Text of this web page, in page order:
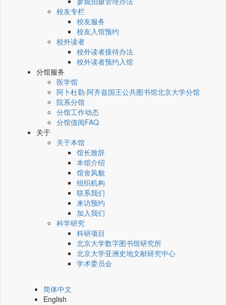
校友专栏
校友服务
校友入馆预约
校外读者
校外读者接待办法
校外读者预约入馆
分馆服务
医学馆
阿卜杜勒·阿齐兹国王公共图书馆北京大学分馆
院系分馆
分馆工作动态
分馆借阅FAQ
关于
关于本馆
馆长致辞
本馆介绍
馆舍风貌
组织机构
联系我们
来访预约
加入我们
科学研究
科研项目
北京大学数字图书馆研究所
北京大学亚洲史地文献研究中心
学术委员会
简体中文
English